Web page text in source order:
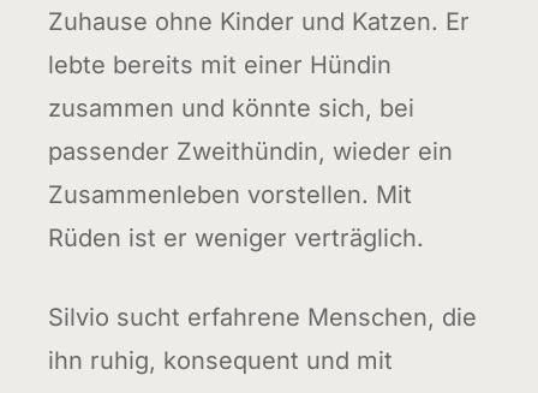
Zuhause ohne Kinder und Katzen. Er
lebte bereits mit einer Hündin
zusammen und könnte sich, bei
passender Zweithündin, wieder ein
Zusammenleben vorstellen. Mit
Rüden ist er weniger verträglich.
Silvio sucht erfahrene Menschen, die
ihn ruhig, konsequent und mit